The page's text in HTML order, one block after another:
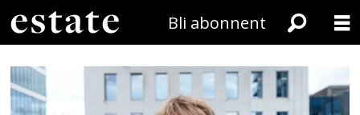
Bli abonnent